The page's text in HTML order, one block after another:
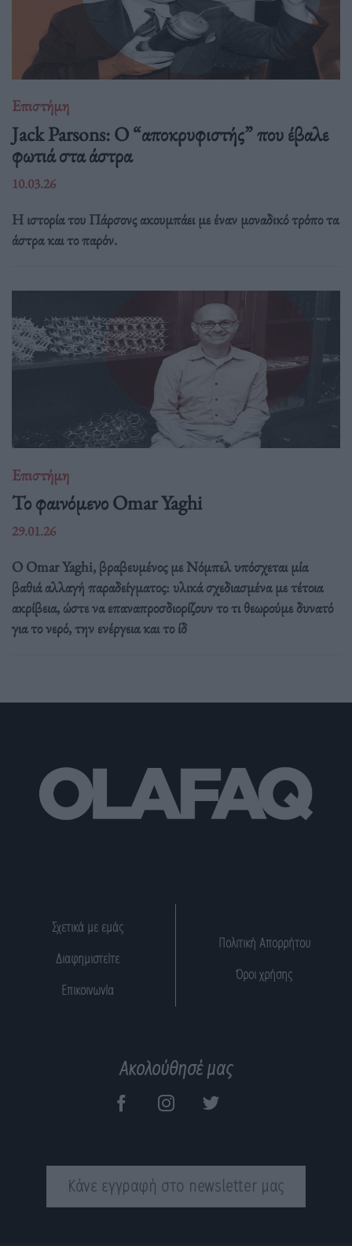
Επιστήμη
Jack Parsons: O “αποκρυφιστής” που έβαλε
φωτιά στα άστρα
10.03.26
Η ιστορία του Πάρσονς ακουμπάει με έναν μοναδικό τρόπο τα
άστρα και το παρόν.
Επιστήμη
Το φαινόμενο Omar Yaghi
29.01.26
Ο Omar Yaghi, βραβευμένος με Νόμπελ υπόσχεται μία
βαθιά αλλαγή παραδείγματος: υλικά σχεδιασμένα με τέτοια
ακρίβεια, ώστε να επαναπροσδιορίζουν το τι θεωρούμε δυνατό
για το νερό, την ενέργεια και το ίδ
Σχετικά με εμάς
Διαφημιστείτε
Επικοινωνία
Πολιτική Απορρήτου
Όροι χρήσης
Ακολούθησέ μας
Κάνε εγγραφή στο newsletter μας